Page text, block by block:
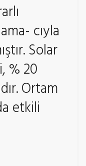
cıyla
Solar
% 20
Ortam
etkili